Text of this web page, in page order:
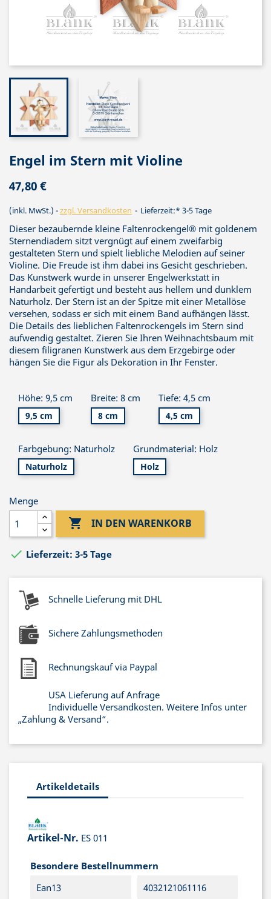
Engel im Stern mit Violine
47,80 €
(inkl. MwSt.) zzgl. Versandkosten Lieferzeit:* 3-5 Tage
Dieser bezaubernde kleine Faltenrockengel® mit goldenem
Sternendiadem sitzt vergnügt auf einem zweifarbig
gestalteten Stern und spielt liebliche Melodien auf seiner
Violine. Die Freude ist ihm dabei ins Gesicht geschrieben.
Das Kunstwerk wurde in unserer Engelwerkstatt in
Handarbeit gefertigt und besteht aus hellem und dunklem
Naturholz. Der Stern ist an der Spitze mit einer Metallöse
versehen, sodass er sich mit einem Band aufhängen lässt.
Die Details des lieblichen Faltenrockengels im Stern sind
aufwendig gestaltet. Zieren Sie Ihren Weihnachtsbaum mit
diesem filigranen Kunstwerk aus dem Erzgebirge oder
hängen Sie die Figur als Dekoration in Ihr Fenster.
Höhe: 9,5 cm
9,5 cm
Breite: 8 cm
8 cm
Tiefe: 4,5 cm
4,5 cm
Farbgebung: Naturholz
Naturholz
Grundmaterial: Holz
Holz
Menge
 IN DEN WARENKORB
 Lieferzeit: 3-5 Tage
Schnelle Lieferung mit DHL
Sichere Zahlungsmethoden
Rechnungskauf via Paypal
USA Lieferung auf Anfrage
Individuelle Versandkosten. Weitere Infos unter
„Zahlung & Versand“.
Artikeldetails
Artikel-Nr. ES 011
Besondere Bestellnummern
Ean13
4032121061116